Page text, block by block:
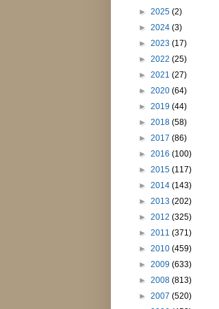
► 2025 (2)
► 2024 (3)
► 2023 (17)
► 2022 (25)
► 2021 (27)
► 2020 (64)
► 2019 (44)
► 2018 (58)
► 2017 (86)
► 2016 (100)
► 2015 (117)
► 2014 (143)
► 2013 (202)
► 2012 (325)
► 2011 (371)
► 2010 (459)
► 2009 (633)
► 2008 (813)
► 2007 (520)